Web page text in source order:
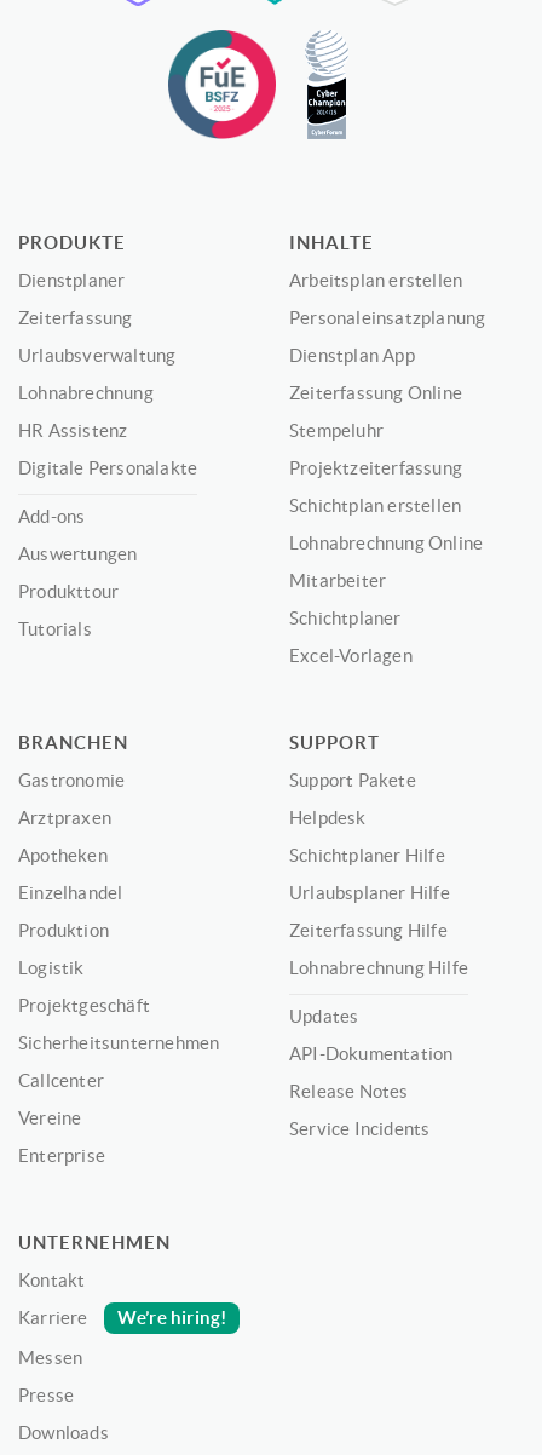
PRODUKTE
Dienstplaner
Zeiterfassung
Urlaubsverwaltung
Lohnabrechnung
HR Assistenz
Digitale Personalakte
Add-ons
Auswertungen
Produkttour
Tutorials
INHALTE
Arbeitsplan erstellen
Personaleinsatzplanung
Dienstplan App
Zeiterfassung Online
Stempeluhr
Projektzeiterfassung
Schichtplan erstellen
Lohnabrechnung Online
Mitarbeiter
Schichtplaner
Excel-Vorlagen
BRANCHEN
Gastronomie
Arztpraxen
Apotheken
Einzelhandel
Produktion
Logistik
Projektgeschäft
Sicherheitsunternehmen
Callcenter
Vereine
Enterprise
SUPPORT
Support Pakete
Helpdesk
Schichtplaner Hilfe
Urlaubsplaner Hilfe
Zeiterfassung Hilfe
Lohnabrechnung Hilfe
Updates
API-Dokumentation
Release Notes
Service Incidents
UNTERNEHMEN
Kontakt
Karriere
We’re hiring!
Messen
Presse
Downloads